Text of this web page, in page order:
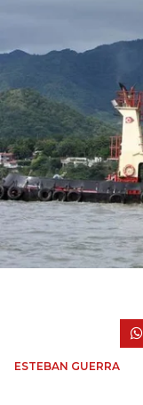
ESTEBAN GUERRA